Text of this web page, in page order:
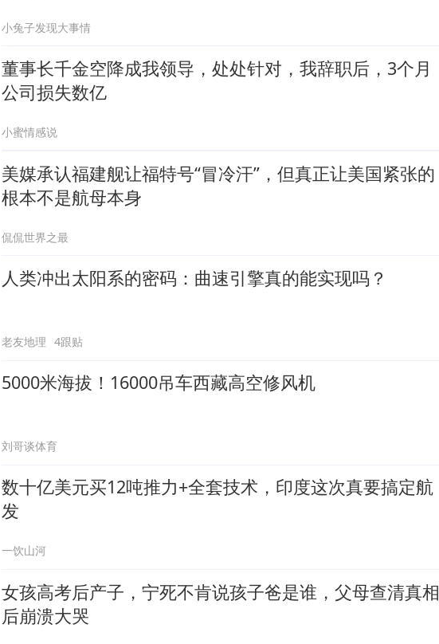
小兔子发现大事情
董事长千金空降成我领导，处处针对，我辞职后，3个月
公司损失数亿
小蜜情感说
美媒承认福建舰让福特号“冒冷汗”，但真正让美国紧张的
根本不是航母本身
侃侃世界之最
人类冲出太阳系的密码：曲速引擎真的能实现吗？
老友地理 4跟贴
5000米海拔！16000吊车西藏高空修风机
刘哥谈体育
数十亿美元买12吨推力+全套技术，印度这次真要搞定航
发
一饮山河
女孩高考后产子，宁死不肯说孩子爸是谁，父母查清真相
后崩溃大哭